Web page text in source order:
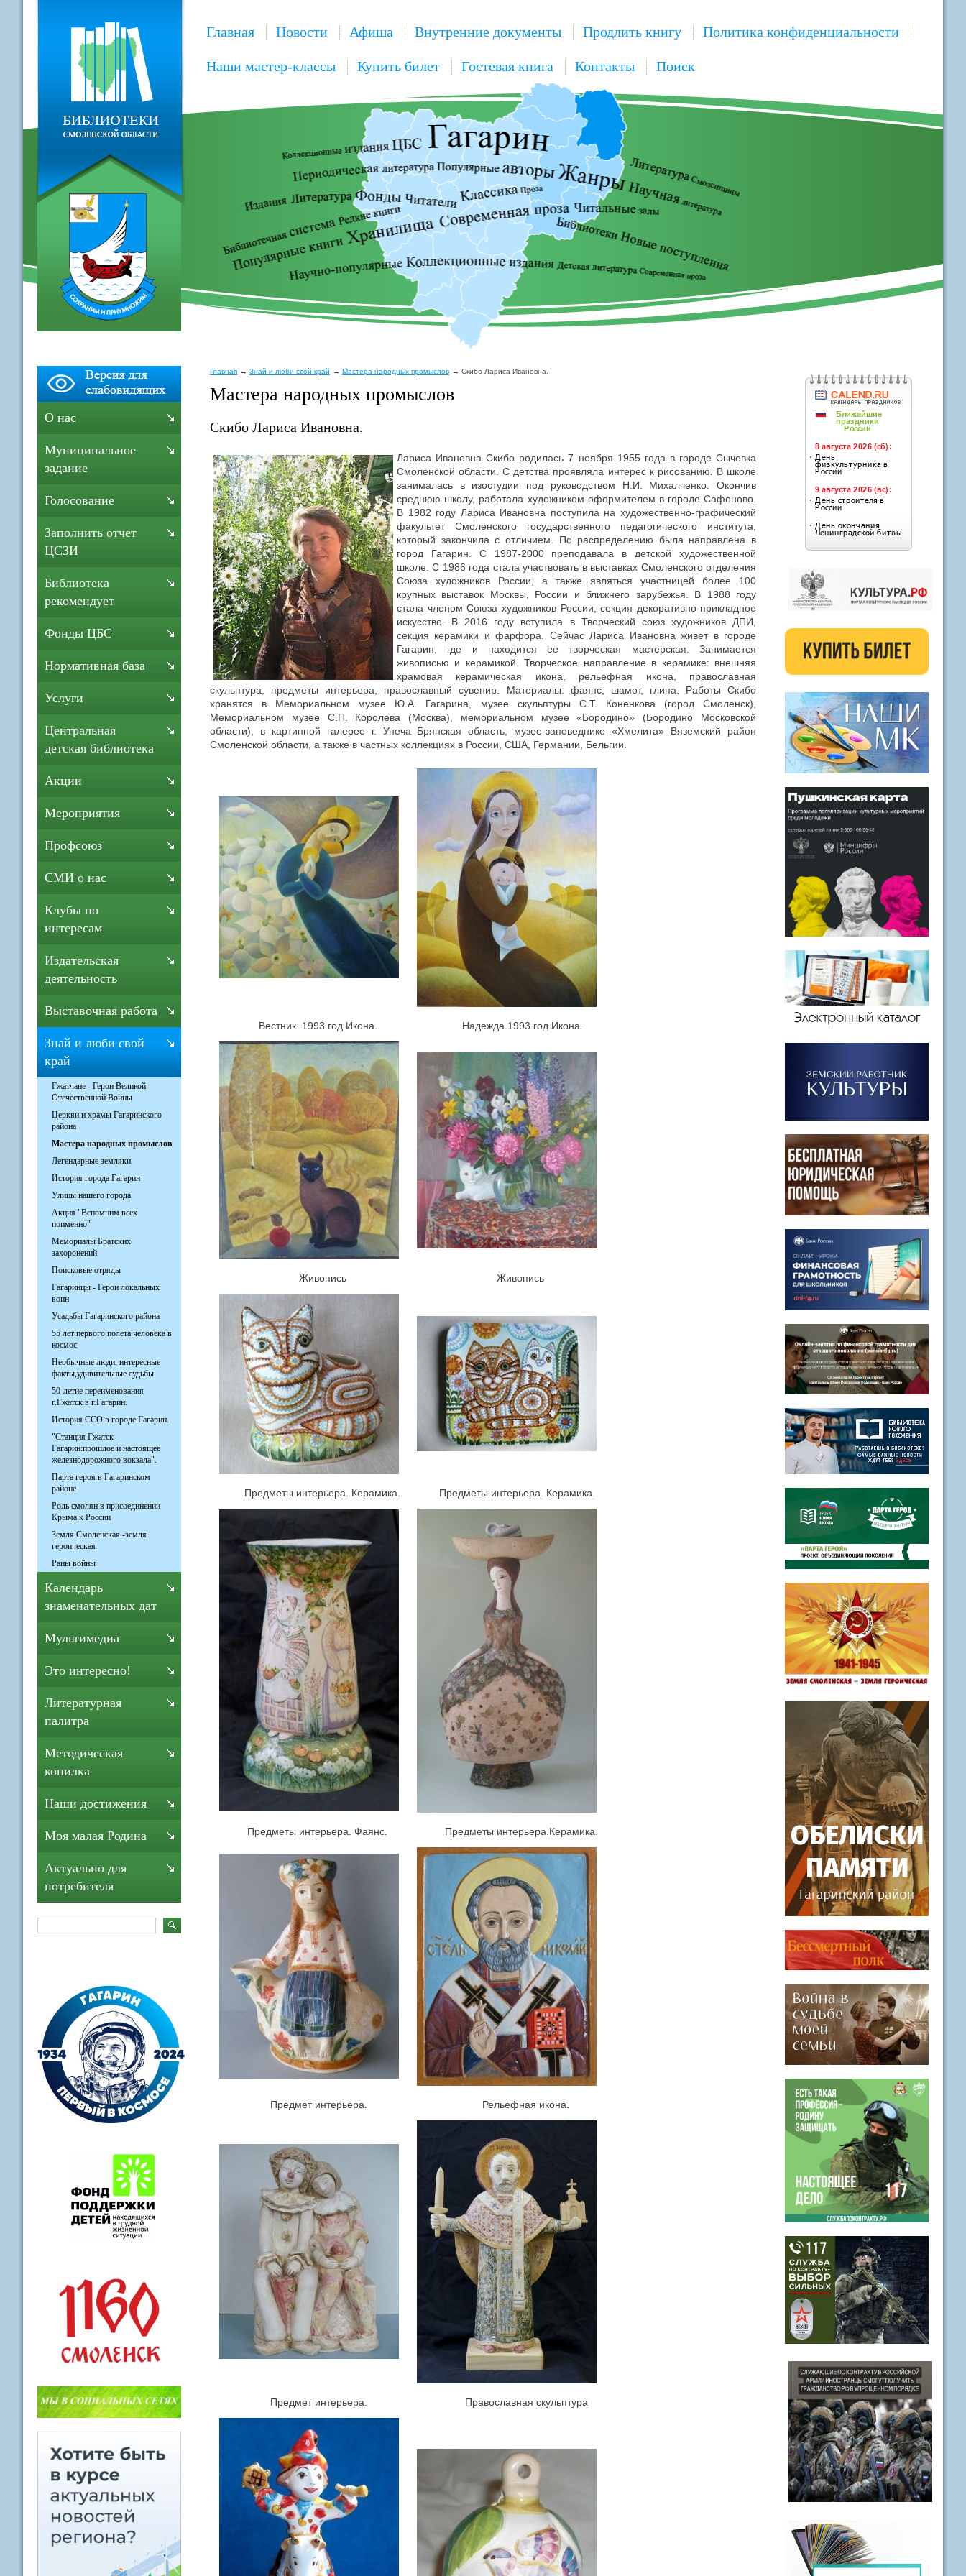
Главная Новости Афиша Внутренние документы Продлить книгу Политика конфиденциальности
Наши мастер-классы Купить билет Гостевая книга Контакты Поиск
Главная Знай и люби свой край Мастера народных промыслов Скибо Лариса Ивановна.
Мастера народных промыслов
Скибо Лариса Ивановна.
Лариса Ивановна Скибо родилась 7 ноября 1955 года в городе Сычевка
Смоленской области. С детства проявляла интерес к рисованию. В школе
занималась в изостудии под руководством Н.И. Михалченко. Окончив
среднюю школу, работала художником-оформителем в городе Сафоново.
В 1982 году Лариса Ивановна поступила на художественно-графический
факультет Смоленского государственного педагогического института,
который закончила с отличием. По распределению была направлена в
город Гагарин. С 1987-2000 преподавала в детской художественной
школе. С 1986 года стала участвовать в выставках Смоленского отделения
Союза художников России, а также являться участницей более 100
крупных выставок Москвы, России и ближнего зарубежья. В 1988 году
стала членом Союза художников России, секция декоративно-прикладное
искусство. В 2016 году вступила в Творческий союз художников ДПИ,
секция керамики и фарфора. Сейчас Лариса Ивановна живет в городе
Гагарин, где и находится ее творческая мастерская. Занимается
живописью и керамикой. Творческое направление в керамике: внешняя
храмовая керамическая икона, рельефная икона, православная
скульптура, предметы интерьера, православный сувенир. Материалы: фаянс, шамот, глина. Работы Скибо
хранятся в Мемориальном музее Ю.А. Гагарина, музее скульптуры С.Т. Коненкова (город Смоленск),
Мемориальном музее С.П. Королева (Москва), мемориальном музее «Бородино» (Бородино Московской
области), в картинной галерее г. Унеча Брянская область, музее-заповеднике «Хмелита» Вяземский район
Смоленской области, а также в частных коллекциях в России, США, Германии, Бельгии.
Вестник. 1993 год.Икона. Надежда.1993 год.Икона.
Живопись Живопись
Предметы интерьера. Керамика. Предметы интерьера. Керамика.
Предметы интерьера. Фаянс. Предметы интерьера.Керамика.
Предмет интерьера. Рельефная икона.
Предмет интерьера. Православная скульптура
О нас
Муниципальное
задание
Голосование
Заполнить отчет
ЦСЗИ
Библиотека
рекомендует
Фонды ЦБС
Нормативная база
Услуги
Центральная
детская библиотека
Акции
Мероприятия
Профсоюз
СМИ о нас
Клубы по
интересам
Издательская
деятельность
Выставочная работа
Знай и люби свой
край
Гжатчане - Герои Великой
Отечественной Войны
Церкви и храмы Гагаринского
района
Мастера народных промыслов
Легендарные земляки
История города Гагарин
Улицы нашего города
Акция "Вспомним всех
поименно"
Мемориалы Братских
захоронений
Поисковые отряды
Гагаринцы - Герои локальных
воин
Усадьбы Гагаринского района
55 лет первого полета человека в
космос
Необычные люди, интересные
факты,удивительные судьбы
50-летие переименования
г.Гжатск в г.Гагарин.
История ССО в городе Гагарин.
"Станция Гжатск-
Гагарин:прошлое и настоящее
железнодорожного вокзала".
Парта героя в Гагаринском
районе
Роль смолян в присоединении
Крыма к России
Земля Смоленская -земля
героическая
Раны войны
Календарь
знаменательных дат
Мультимедиа
Это интересно!
Литературная
палитра
Методическая
копилка
Наши достижения
Моя малая Родина
Актуально для
потребителя